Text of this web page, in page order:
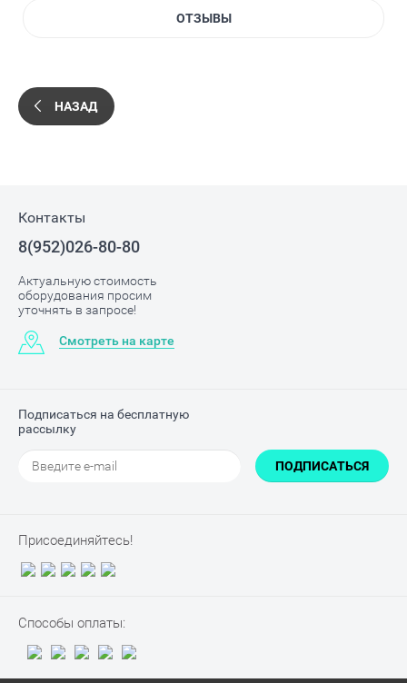
ОТЗЫВЫ
НАЗАД
Контакты
8(952)026-80-80
Актуальную стоимость
оборудования просим
уточнять в запросе!
Смотреть на карте
Подписаться на бесплатную
рассылку
ПОДПИСАТЬСЯ
Присоединяйтесь!
Способы оплаты: